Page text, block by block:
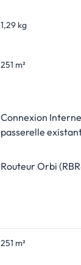
1,29 kg
251 m²
Connexion
passerelle
Routeur Orbi
251 m²